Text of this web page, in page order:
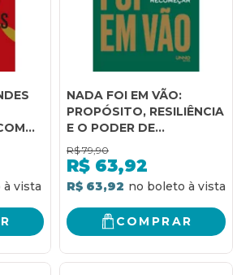
NADA FOI EM VÃO:
PROPÓSITO, RESILIÊNCIA
E O PODER DE
RECOMEÇAR
R$ 79,90
R$ 63,92
R$ 63,92
COMPRAR